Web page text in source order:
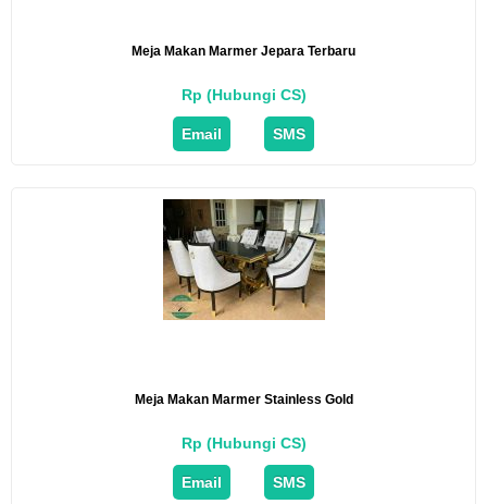
Meja Makan Marmer Jepara Terbaru
Rp (Hubungi CS)
Email SMS
Meja Makan Marmer Stainless Gold
Rp (Hubungi CS)
Email SMS